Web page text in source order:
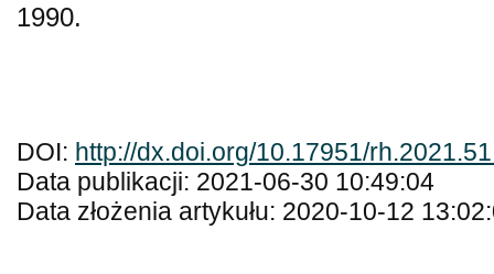
1990.
DOI: http://dx.doi.org/10.17951/
Data publikacji: 2021-06-30 10:49:04
Data złożenia artykułu: 2020-10-12